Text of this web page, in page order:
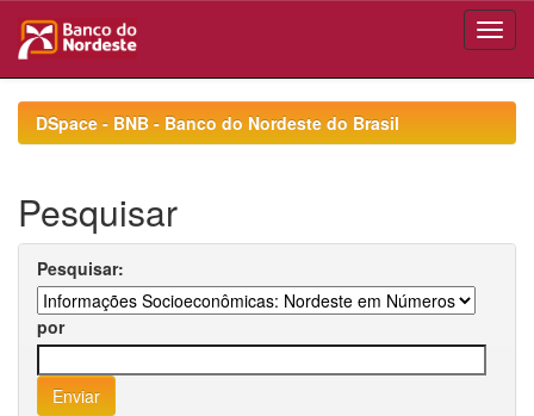
navigationDSpace - BNB - Banco do Nordeste do Brasil
Pesquisar
Pesquisar:
por